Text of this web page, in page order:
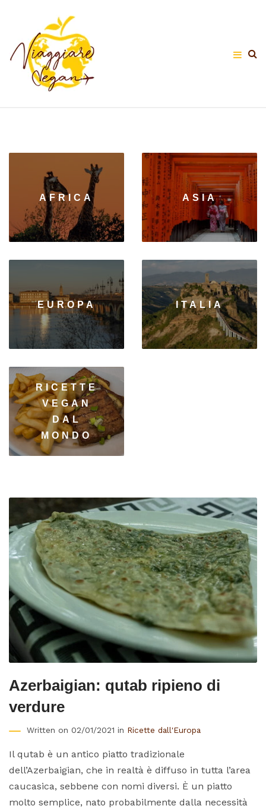
AFRICA ASIA
EUROPA ITALIA
RICETTE
VEGAN
DAL
MONDO
Azerbaigian: qutab ripieno di
verdure
Written on 02/01/2021 in Ricette dall'Europa
Il qutab è un antico piatto tradizionale
dell’Azerbaigian, che in realtà è diffuso in tutta l’area
caucasica, sebbene con nomi diversi. È un piatto
molto semplice, nato probabilmente dalla necessità